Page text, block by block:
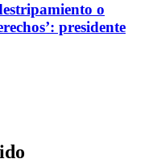
o
presidente